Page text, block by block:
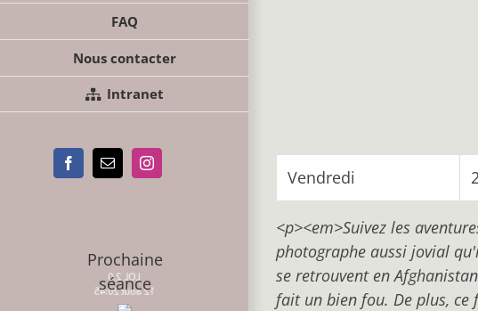
FAQ
Nous contacter
Intranet
FacebookEmail Instagram
Prochaine
séance
LOL 2.0
12 août 20:45
Vendredi
<p><em>Suivez les
photographe aussi jovial
se retrouvent en
fait un bien fou. De plus,